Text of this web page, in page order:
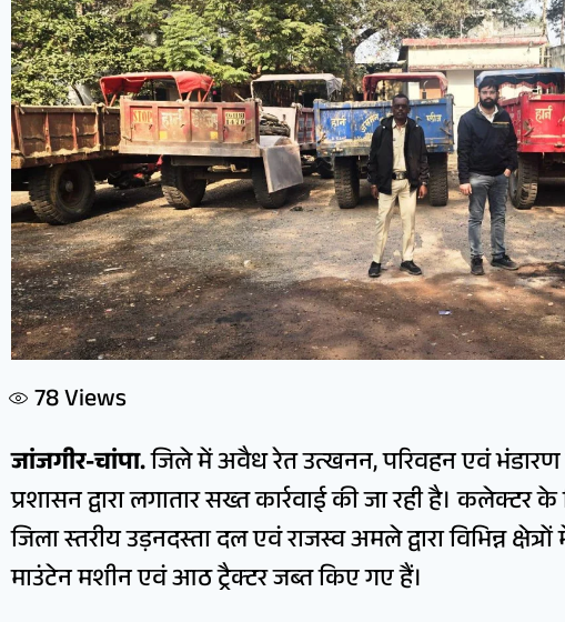
78Views
जांजगीर-चांपा.जिले में अवैध रेत उत्खनन, परिवहन एवं भंडारण
प्रशासन द्वारा लगातार सख्त कार्रवाई की जा रही है।
जिला स्तरीय उड़नदस्ता दल एवं राजस्व अमले द्वारा विभिन्न
माउंटेन मशीन एवं आठ ट्रैक्टर जब्त किए गए हैं।